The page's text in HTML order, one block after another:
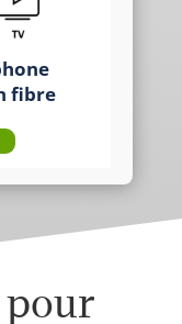
fibre